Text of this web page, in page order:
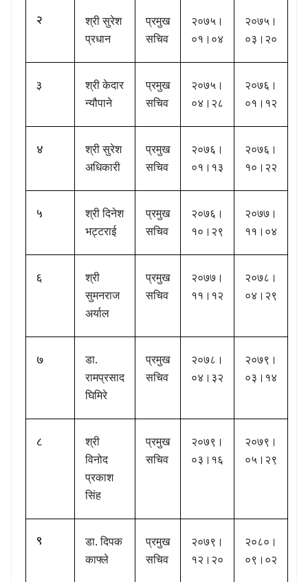
२
श्री सुरेश
प्रधान
प्रमुख
सचिव
२०७५।
०१।०४
२०७५।
०३।२०
३
श्री केदार
न्यौपाने
प्रमुख
सचिव
२०७५।
०४।२८
२०७६।
०१।१२
४
श्री सुरेश
अधिकारी
प्रमुख
सचिव
२०७६।
०१।१३
२०७६।
१०।२२
५
श्री दिनेश
भट्टराई
प्रमुख
सचिव
२०७६।
१०।२९
२०७७।
११।०४
६
श्री
सुमनराज
अर्याल
प्रमुख
सचिव
२०७७।
११।१२
२०७८।
०४।२९
७
डा.
रामप्रसाद
घिमिरे
प्रमुख
सचिव
२०७८।
०४।३२
२०७९।
०३।१४
८
श्री
विनोद
प्रकाश
सिंह
प्रमुख
सचिव
२०७९।
०३।१६
२०७९।
०५।२९
९
डा. दिपक
काफ्ले
प्रमुख
सचिव
२०७९।
१२।२०
२०८०।
०९।०२